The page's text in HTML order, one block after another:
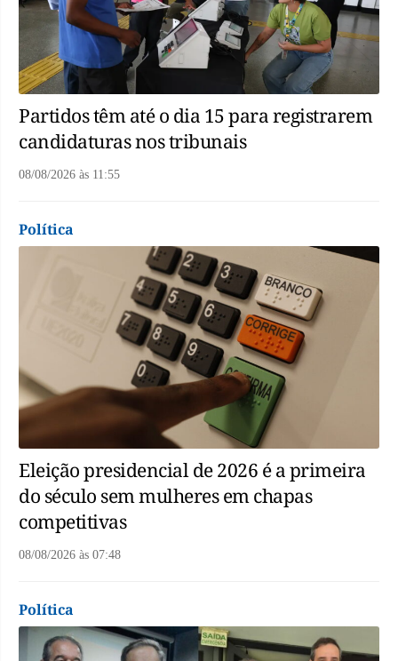
Partidos têm até o dia 15 para registrarem
candidaturas nos tribunais
08/08/2026 às 11:55
Política
Eleição presidencial de 2026 é a primeira
do século sem mulheres em chapas
competitivas
08/08/2026 às 07:48
Política